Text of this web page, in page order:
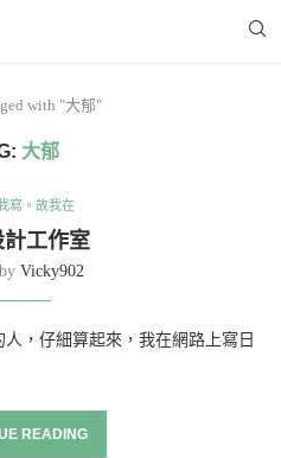
with "大郁"
大郁
寫。故我在
計工作室
Vicky902
，仔細算起來，我在網路上寫日
READING